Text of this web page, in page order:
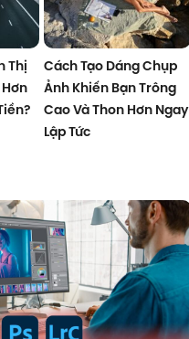
Thị
Cách Tạo Dáng Chụp
Ảnh Khiến Bạn Trông
Cao Và Thon Hơn Ngay
Lập Tức